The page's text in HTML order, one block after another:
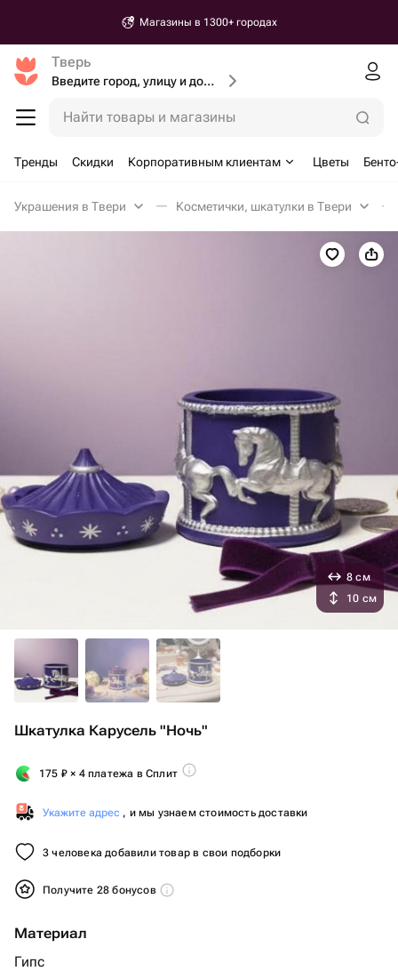
Магазины в 1300+ городах
Тверь
Введите город, улицу и дом доставки
Найти товары и магазины
Тренды Скидки Корпоративным клиентам Цветы
Украшения в Твери Косметички, шкатулки в Твери
Шкатулка Карусель "Ночь"
175 ₽ × 4 платежа в Сплит
Укажите адрес , и мы узнаем стоимость доставки
3 человека добавили товар в свои подборки
Получите 28 бонусов
Материал
Гипс
8 см
10 см